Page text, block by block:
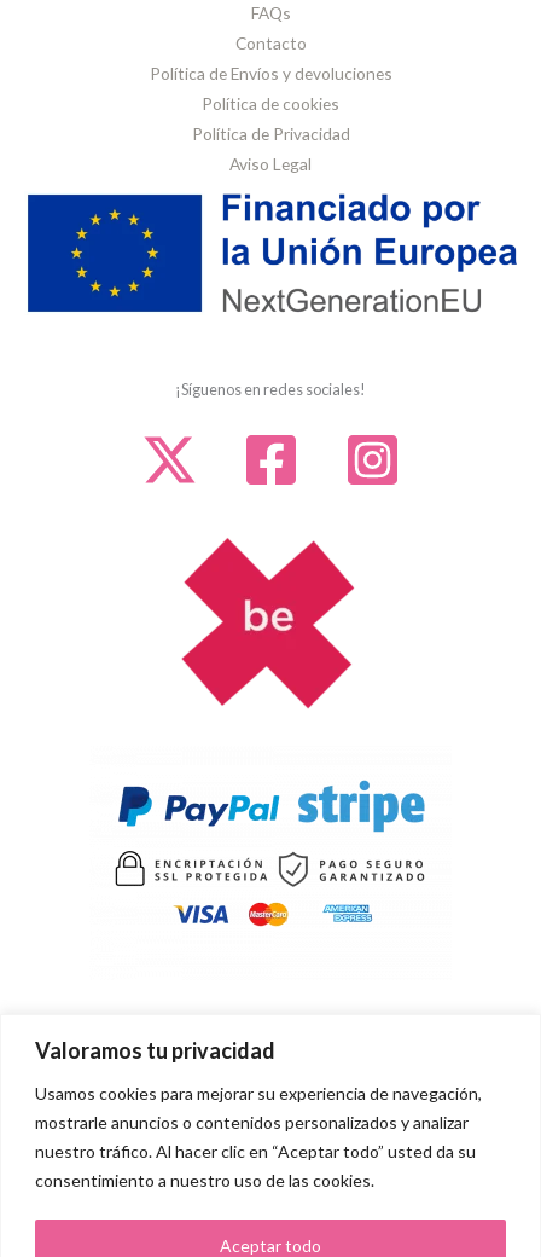
Valoramos tu privacidad
Usamos cookies para mejorar su experiencia de navegación,
mostrarle anuncios o contenidos personalizados y analizar
nuestro tráfico. Al hacer clic en “Aceptar todo” usted da su
consentimiento a nuestro uso de las cookies.
Aceptar todo
FAQs
Contacto
Política de Envíos y devoluciones
Política de cookies
Política de Privacidad
Aviso Legal
¡Síguenos en redes sociales!